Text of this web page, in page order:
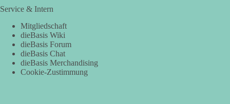
Service & Intern
Mitgliedschaft
dieBasis Wiki
dieBasis Forum
dieBasis Chat
dieBasis Merchandising
Cookie-Zustimmung